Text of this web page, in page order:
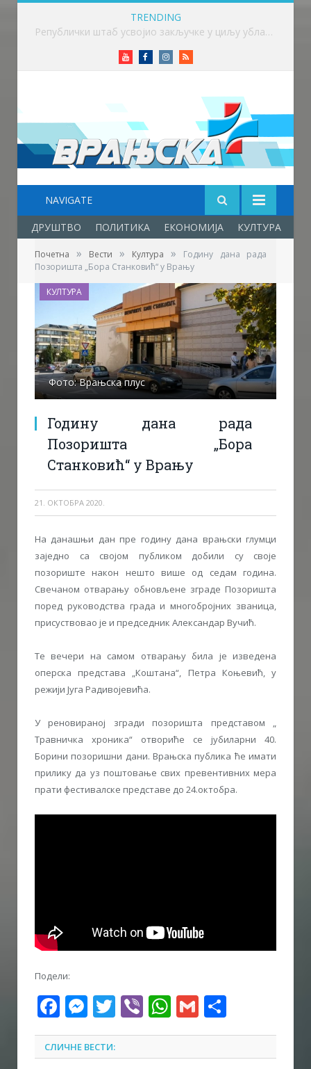
TRENDING
Викенд у знаку бициклизма у Врању
YoutubeFacebookInstagram
RSS
NAVIGATE
ДРУШТВО ПОЛИТИКА ЕКОНОМИЈА КУЛТУРА
Почетна » Вести » Култура »
Годину дана рада
Позоришта „Бора Станковић“ у Врању
Фото: Врањска плус
Годину дана рада
Позоришта „Бора
Станковић“ у Врању
21. ОКТОБРА 2020.
КУЛТУРА
На данашњи дан пре годину дана врањски глумци
заједно са својом публиком добили су своје
позориште након нешто више од седам година.
Свечаном отварању обновљене зграде Позоришта
поред руководства града и многобројних званица,
присуствовао је и председник Александар Вучић.
Те вечери на самом отварању била је изведена
оперска представа „Коштана“, Петра Коњевић, у
режији Југа Радивојевића.
У реновираној згради позоришта представом „
Травничка хроника“ отвориће се јубиларни 40.
Борини позоришни дани. Врањска публика ће имати
прилику да уз поштовање свих превентивних мера
прати фестивалске представе до 24.октобра.
Подели:
Facebook
Messenger
Twitter
ViberWhatsApp
Gmail
СЛИЧНЕ ВЕСТИ: